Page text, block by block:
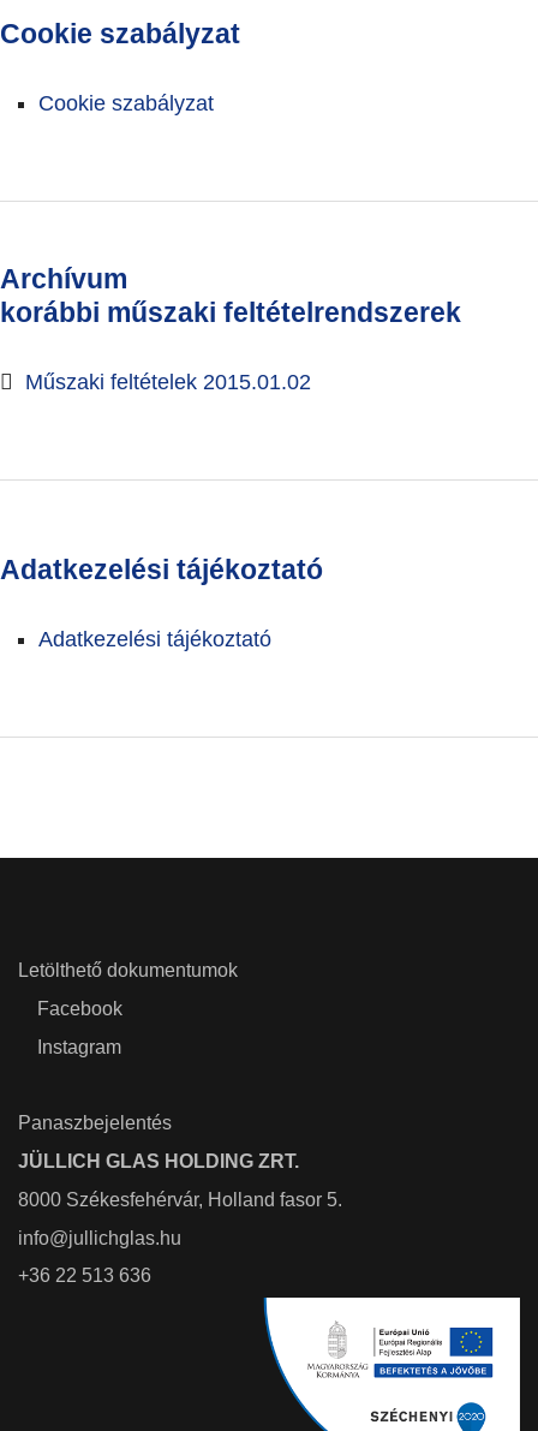
Cookie szabályzat
Cookie szabályzat
Archívum
korábbi műszaki feltételrendszerek
Műszaki feltételek 2015.01.02
Adatkezelési tájékoztató
Adatkezelési tájékoztató
Letölthető dokumentumok
Facebook
Instagram
Panaszbejelentés
JÜLLICH GLAS HOLDING ZRT.
8000 Székesfehérvár, Holland fasor 5.
info@jullichglas.hu
+36 22 513 636